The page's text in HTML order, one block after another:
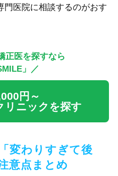
門医院に相談するのがおす
正医を探すなら
」／
円～
リニックを探す
変わりすぎて後
意点まとめ